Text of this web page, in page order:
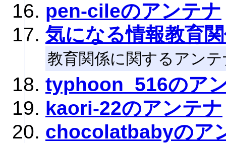
pen-cileのアンテナ
気になる情報教育
教育関係に関するアン
typhoon_516のア
kaori-22のアンテナ
chocolatbabyのア